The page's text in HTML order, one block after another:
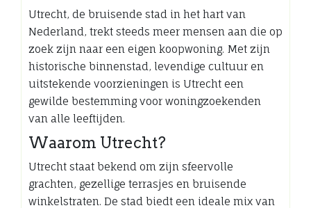
Utrecht, de bruisende stad in het hart van
Nederland, trekt steeds meer mensen aan die op
zoek zijn naar een eigen koopwoning. Met zijn
historische binnenstad, levendige cultuur en
uitstekende voorzieningen is Utrecht een
gewilde bestemming voor woningzoekenden
van alle leeftijden.
Waarom Utrecht?
Utrecht staat bekend om zijn sfeervolle
grachten, gezellige terrasjes en bruisende
winkelstraten. De stad biedt een ideale mix van